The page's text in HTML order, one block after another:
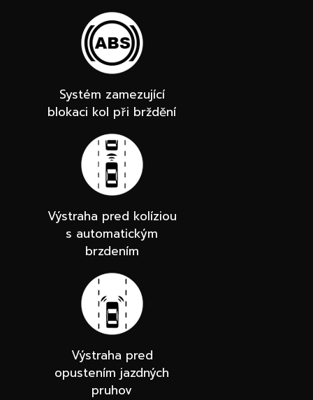
Systém zamezující
blokaci kol při brždění
Výstraha pred kolíziou
s automatickým
brzdením
Výstraha pred
opustením jazdných
pruhov